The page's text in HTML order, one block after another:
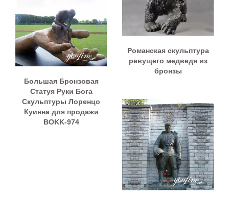
Большая Бронзовая
Статуя Руки Бога
Скульптуры Лоренцо
Куинна для продажи
BOKK-974
Романская скульптура
ревущего медведя из
бронзы